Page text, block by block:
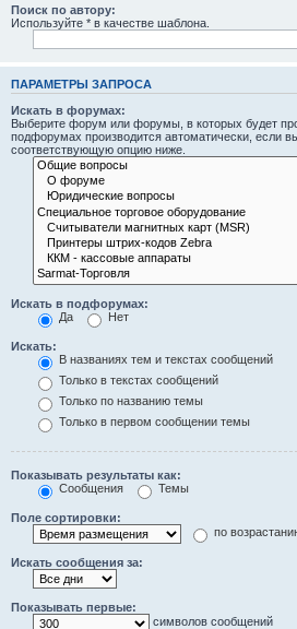
Поиск по автору:
Используйте * в качестве шаблона.
ПАРАМЕТРЫ ЗАПРОСА
Искать в форумах:
Выберите форум или форумы, в которых будет
подфорумах производится автоматически, если
соответствующую опцию ниже.
Искать в подфорумах:
Да
Нет
Искать:
В названиях тем и текстах сообщений
Только в текстах сообщений
Только по названию темы
Только в первом сообщении темы
Показывать результаты как:
Сообщения
Темы
Поле сортировки:
по
Искать сообщения за:
Показывать первые:
символов сообщений